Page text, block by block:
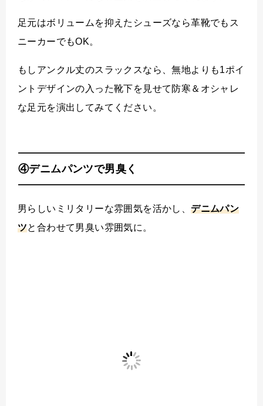
足元はボリュームを抑えたシューズなら革靴でもス
ニーカーでもOK。
もしアンクル丈のスラックスなら、無地よりも1ポイ
ントデザインの入った靴下を見せて防寒＆オシャレ
な足元を演出してみてください。
④デニムパンツで男臭く
男らしいミリタリーな雰囲気を活かし、デニムパン
ツと合わせて男臭い雰囲気に。